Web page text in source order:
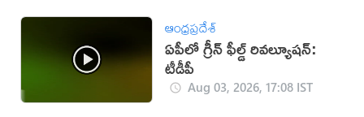
ఆంధ్రప్రదేశ్
ఏపీలో గ్రీన్ ఫీల్డ్ రివల్యూషన్:
టీడీపీ
Aug 03, 2026, 17:08 IST